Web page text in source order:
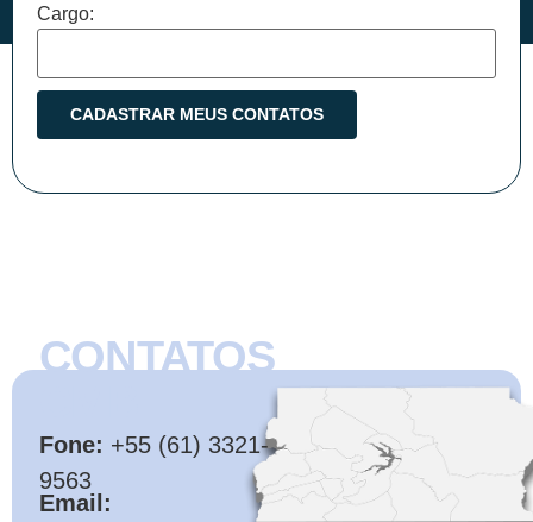
Cargo:
CONTATOS
Fone: +55 (61) 3321-
9563
Email: